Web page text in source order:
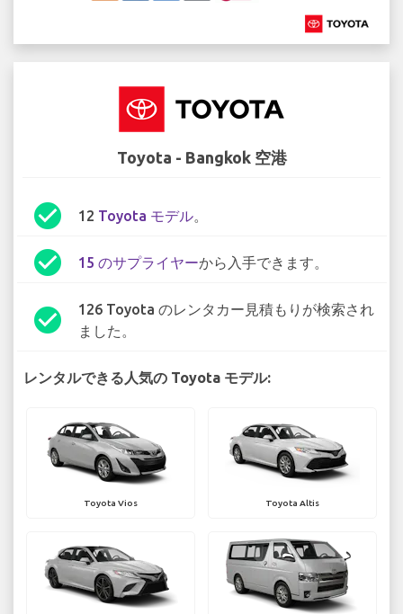
Toyota - Bangkok 空港
check_circle 12 Toyota モデル。
check_circle 15 のサプライヤーから入手できます。
check_circle
126 Toyota のレンタカー見積もりが検索され
ました。
レンタルできる人気の Toyota モデル:
Toyota Vios Toyota Altis